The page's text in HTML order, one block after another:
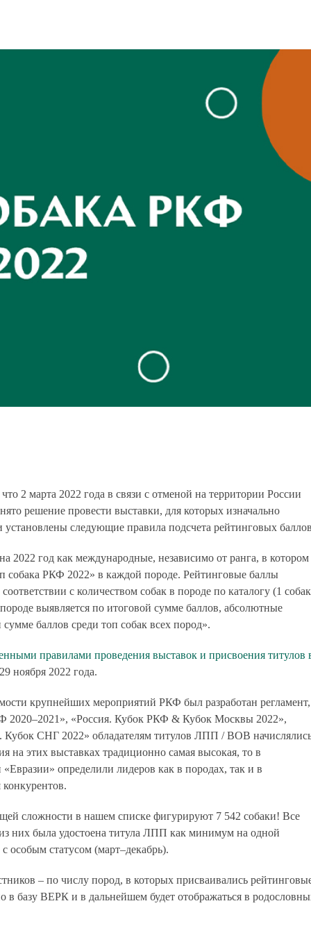
2 марта 2022 года в связи с отменой на территории России
решение провести выставки, для которых изначально
следующие правила подсчета рейтинговых
2022 год как международные, независимо от ранга, в котором
собака РКФ 2022» в каждой породе. Рейтинговые баллы
с количеством собак в породе по каталогу (1
выявляется по итоговой сумме баллов, абсолютные
баллов среди топ собак всех пород».
правилами проведения выставок и присвоения титулов
ноября 2022 года.
крупнейших мероприятий РКФ был разработан регламент,
2020–2021», «Россия. Кубок РКФ & Кубок Москвы 2022»,
СНГ 2022» обладателям титулов ЛПП / BOB
на этих выставках традиционно самая высокая, то в
определили лидеров как в породах, так и в
сложности в нашем списке фигурируют 7 542 собаки! Все
них была удостоена титула ЛПП как минимум на одной
особым статусом (март–декабрь).
– по числу пород, в которых присваивались
в базу ВЕРК и в дальнейшем будет отображаться в